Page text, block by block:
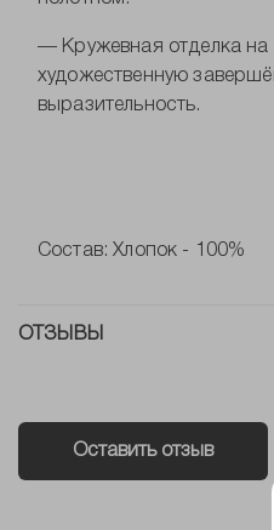
— Кружевная отделка на
художественную
выразительность.
Состав: Хлопок - 100%
ОТЗЫВЫ
Оставить отзыв